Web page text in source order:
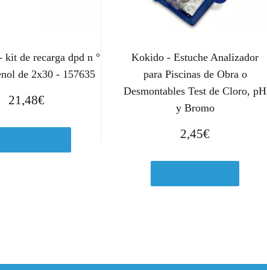
kit de recarga dpd n °
de 2x30 - 157635
21,48€
Kokido - Estuche Analizador
para Piscinas de Obra o
Desmontables Test de Cloro, pH
y Bromo
2,45€